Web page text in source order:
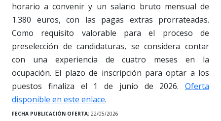
horario a convenir y un salario bruto mensual de
1.380 euros, con las pagas extras prorrateadas.
Como requisito valorable para el proceso de
preselección de candidaturas, se considera contar
con una experiencia de cuatro meses en la
ocupación. El plazo de inscripción para optar a los
puestos finaliza el 1 de junio de 2026. Oferta
disponible en este enlace.
FECHA PUBLICACIÓN OFERTA: 22/05/2026